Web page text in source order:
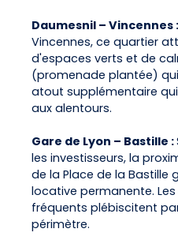
Daumesnil – Vincennes :
Vincennes, ce quartier
d'espaces verts et de
(promenade plantée) qui
atout supplémentaire
aux alentours.
Gare de Lyon – Bastille :
les investisseurs, la
de la Place de la Bastille
locative permanente.
fréquents plébiscitent
périmètre.